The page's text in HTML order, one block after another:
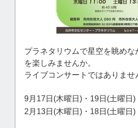
プラネタリウムで星空を眺めな
を楽しみませんか。
ライブコンサートではありませ
9月17日(木曜日)・19日(土曜日)
2月13日(木曜日)・18日(土曜日)